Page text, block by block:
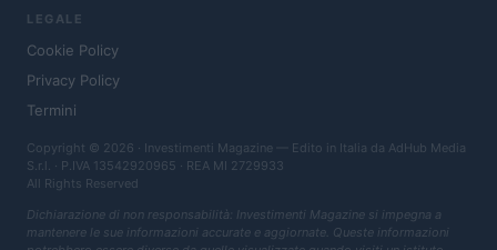
LEGALE
Cookie Policy
Privacy Policy
Termini
Copyright © 2026 · Investimenti Magazine — Edito in Italia da AdHub Media
S.r.l. · P.IVA 13542920965 · REA MI 2729933
All Rights Reserved
Dichiarazione di non responsabilità: Investimenti Magazine si impegna a
mantenere le sue informazioni accurate e aggiornate. Queste informazioni